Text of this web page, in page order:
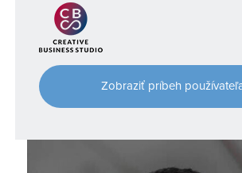
Zobraziť príbeh